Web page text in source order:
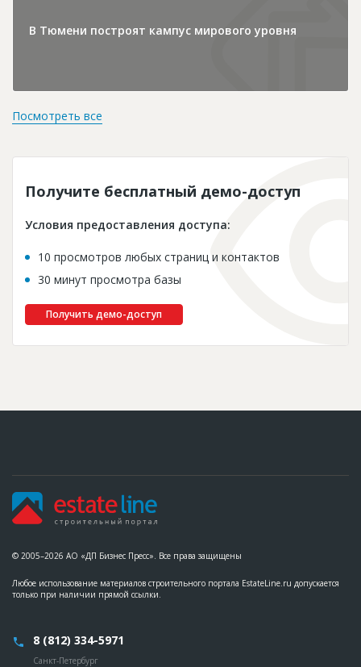
В Тюмени построят кампус мирового уровня
Посмотреть все
Получите бесплатный демо-доступ
Условия предоставления доступа:
10 просмотров любых страниц и контактов
30 минут просмотра базы
Получить демо-доступ
© 2005–2026 АО «ДП Бизнес Пресс». Все права защищены
Любое использование материалов строительного портала EstateLine.ru допускается
только при наличии прямой ссылки.
8 (812) 334-5971
Санкт-Петербург